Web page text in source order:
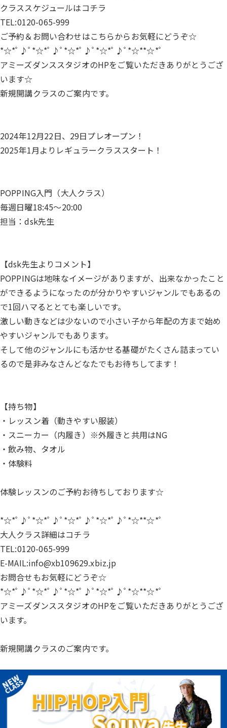
クラススケジュールはコチラ
TEL:0120-065-999
ご予約＆お問い合わせはこちらからお気軽にどうぞ☆
*☆*ﾟ♪ﾟ*☆*ﾟ♪ﾟ*☆*ﾟ♪ﾟ*☆*ﾟ♪ﾟ*☆**☆*ﾟ
アミーズダンススタジオのHPをご覧いただきありがとうござ
います☆
新規開講クラスのご案内です。
2024年12月22日、29日プレオープン！
2025年1月よりレギュラークラススタート！
POPPING入門（大人クラス）
毎週日曜18:45～20:00
担当：dsk先生
【dsk先生よりコメント】
POPPINGは地味なイメージがありますが、出来なかったこと
ができるようになったのが分かりやすいジャンルでもあるの
で1回ハマるととても楽しいです。
激しい動きなどは少ないので小さい子から年配の方まで始め
やすいジャンルでもあります。
そして他のジャンルにも活かせる基礎がたくさん詰まってい
るので是非みなさんどなたでもお待ちしてます！
【持ち物】
・レッスン着（動きやすい服装）
・スニーカー（内履き）※外履きと共用はNG
・飲み物、タオル
・体験料
体験レッスンのご予約お待ちしております☆
*☆*ﾟ♪ﾟ*☆*ﾟ♪ﾟ*☆*ﾟ♪ﾟ*☆*ﾟ♪ﾟ*☆**☆*ﾟ
大人クラス詳細はコチラ
TEL:0120-065-999
E-MAIL:info@xb109629.xbiz.jp
お問合せもお気軽にどうぞ☆
*☆*ﾟ♪ﾟ*☆*ﾟ♪ﾟ*☆*ﾟ♪ﾟ*☆*ﾟ♪ﾟ*☆**☆*ﾟ
アミーズダンススタジオのHPをご覧いただきありがとうござ
います。
新規開講クラスのご案内です。